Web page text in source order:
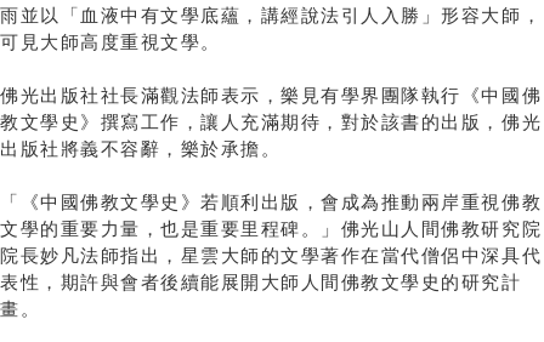
雨並以「血液中有文學底蘊，講經說法引人入勝」形容大師，
可見大師高度重視文學。
佛光出版社社長滿觀法師表示，樂見有學界團隊執行《中國佛
教文學史》撰寫工作，讓人充滿期待，對於該書的出版，佛光
出版社將義不容辭，樂於承擔。
「《中國佛教文學史》若順利出版，會成為推動兩岸重視佛教
文學的重要力量，也是重要里程碑。」佛光山人間佛教研究院
院長妙凡法師指出，星雲大師的文學著作在當代僧侶中深具代
表性，期許與會者後續能展開大師人間佛教文學史的研究計
畫。